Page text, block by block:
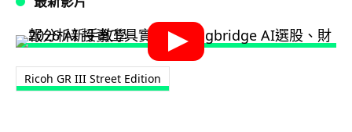
Ricoh GR III Street Edition